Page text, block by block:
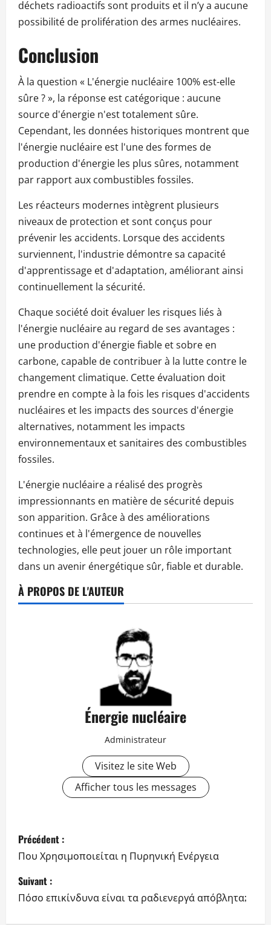
déchets radioactifs sont produits et il n’y a aucune
possibilité de prolifération des armes nucléaires.
Conclusion
À la question « L'énergie nucléaire 100% est-elle
sûre ? », la réponse est catégorique : aucune
source d'énergie n'est totalement sûre.
Cependant, les données historiques montrent que
l'énergie nucléaire est l'une des formes de
production d'énergie les plus sûres, notamment
par rapport aux combustibles fossiles.
Les réacteurs modernes intègrent plusieurs
niveaux de protection et sont conçus pour
prévenir les accidents. Lorsque des accidents
surviennent, l'industrie démontre sa capacité
d'apprentissage et d'adaptation, améliorant ainsi
continuellement la sécurité.
Chaque société doit évaluer les risques liés à
l'énergie nucléaire au regard de ses avantages :
une production d'énergie fiable et sobre en
carbone, capable de contribuer à la lutte contre le
changement climatique. Cette évaluation doit
prendre en compte à la fois les risques d'accidents
nucléaires et les impacts des sources d'énergie
alternatives, notamment les impacts
environnementaux et sanitaires des combustibles
fossiles.
L'énergie nucléaire a réalisé des progrès
impressionnants en matière de sécurité depuis
son apparition. Grâce à des améliorations
continues et à l'émergence de nouvelles
technologies, elle peut jouer un rôle important
dans un avenir énergétique sûr, fiable et durable.
À PROPOS DE L'AUTEUR
Énergie nucléaire
Administrateur
Visitez le site Web
Afficher tous les messages
N
a
v
i
Précédent :
Που Χρησιμοποιείται η Πυρηνική Ενέργεια
Suivant :
Πόσο επικίνδυνα είναι τα ραδιενεργά απόβλητα;